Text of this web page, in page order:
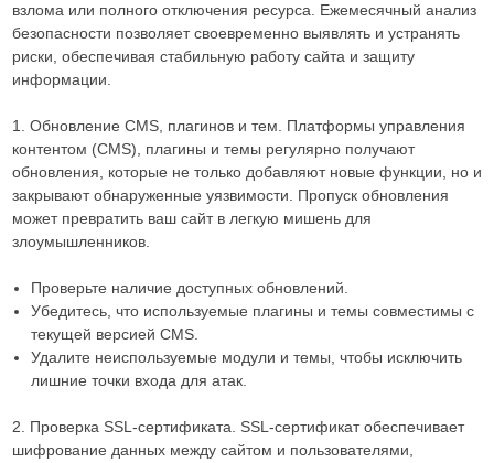
взлома или полного отключения ресурса. Ежемесячный анализ
безопасности позволяет своевременно выявлять и устранять
риски, обеспечивая стабильную работу сайта и защиту
информации.
1. Обновление CMS, плагинов и тем. Платформы управления
контентом (CMS), плагины и темы регулярно получают
обновления, которые не только добавляют новые функции, но и
закрывают обнаруженные уязвимости. Пропуск обновления
может превратить ваш сайт в легкую мишень для
злоумышленников.
Проверьте наличие доступных обновлений.
Убедитесь, что используемые плагины и темы совместимы с
текущей версией CMS.
Удалите неиспользуемые модули и темы, чтобы исключить
лишние точки входа для атак.
2. Проверка SSL-сертификата. SSL-сертификат обеспечивает
шифрование данных между сайтом и пользователями,